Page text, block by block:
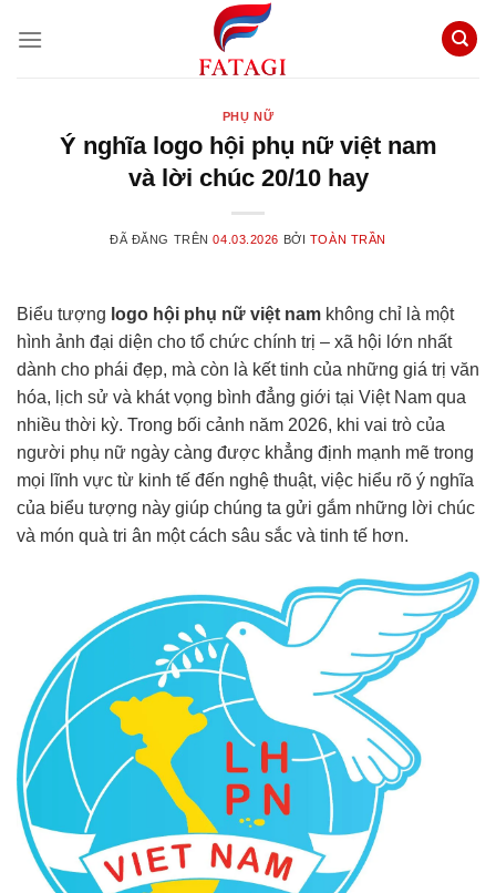
đến
PHỤ NỮ
Ý nghĩa logo hội phụ nữ việt nam
và lời chúc 20/10 hay
ĐÃ ĐĂNG TRÊN04.03.2026 BỞI TOÀN TRẦN
Biểu tượng logo hội phụ nữ việt nam không chỉ là một
hình ảnh đại diện cho tổ chức chính trị – xã hội lớn nhất
dành cho phái đẹp, mà còn là kết tinh của những giá trị văn
hóa, lịch sử và khát vọng bình đẳng giới tại Việt Nam qua
nhiều thời kỳ. Trong bối cảnh năm 2026, khi vai trò của
người phụ nữ ngày càng được khẳng định mạnh mẽ trong
mọi lĩnh vực từ kinh tế đến nghệ thuật, việc hiểu rõ ý nghĩa
của biểu tượng này giúp chúng ta gửi gắm những lời chúc
và món quà tri ân một cách sâu sắc và tinh tế hơn.